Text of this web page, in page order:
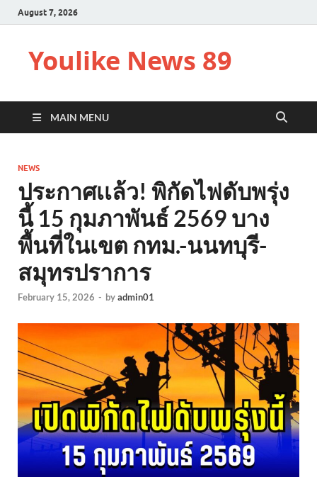
August 7, 2026
Youlike News 89
MAIN MENU
NEWS
ประกาศเเล้ว! พิกัดไฟดับพรุ่ง
นี้ 15 กุมภาพันธ์ 2569 บาง
พื้นที่ในเขต กทม.-นนทบุรี-
สมุทรปราการ
February 15, 2026 - byadmin01